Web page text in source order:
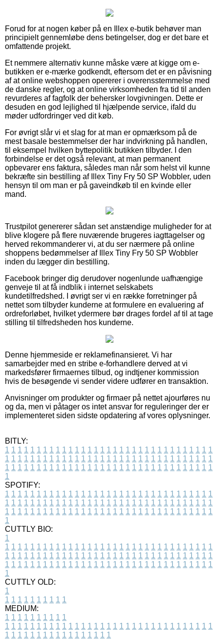
Forud for at nogen køber på en Illex e-butik behøver man
principielt gennemløbe dens betingelser, dog er det bare et
omfattende projekt.
Et nemmere alternativ kunne måske være at kigge om e-
butikken er e-mærke godkendt, eftersom det er en påvisning
af at online webshoppen opererer i overensstemmelse med
de danske regler, og at online virksomheden fra tid til anden
revurderes af fagfolk der behersker lovgivningen. Dette er
desuden en god lejlighed til hjælpende service, ifald du
møder udfordringer ved dit køb.
For øvrigt slår vi et slag for at man er opmærksom på de
mest basale bestemmelser der har indvirkning på handlen,
til eksempel hvilken byttepolitik butikken tilbyder. I den
forbindelse er det også relevant, at man permanent
opbevarer ens faktura, således man når som helst vil kunne
bekræfte sin bestilling af Illex Tiny Fry 50 SP Wobbler, uden
hensyn til om man er på gaveindkøb til en kvinde eller
mand.
Trustpilot genererer sådan set anstændige muligheder for at
blive klogere på flere nuværende brugeres iagttagelser og
herved rekommanderer vi, at du ser nærmere på online
shoppens bedømmelser af Illex Tiny Fry 50 SP Wobbler
inden du lægger din bestilling.
Facebook bringer dig derudover nogenlunde uafhængige
genveje til at få indblik i internet selskabets
kundetilfredshed. I øvrigt ser vi en række forretninger på
nettet som tilbyder kunderne at formulere en evaluering af
ordreforløbet, hvilket ydermere bør drages fordel af til at tage
stilling til tilfredsheden hos kunderne.
Denne hjemmeside er reklamefinansieret. Vi har
samarbejder med en stribe e-forhandlere derved at vi
markedsfører firmaernes tilbud, og indtjener kommission
hvis de besøgende vi sender videre udfører en transaktion.
Anvisninger om produkter og firmaer på nettet ajourføres nu
og da, men vi påtager os intet ansvar for reguleringer der er
implementeret siden sidste opdatering af vores oplysninger.
BITLY:
1 1 1 1 1 1 1 1 1 1 1 1 1 1 1 1 1 1 1 1 1 1 1 1 1 1 1 1 1 1 1 1 1
1 1 1 1 1 1 1 1 1 1 1 1 1 1 1 1 1 1 1 1 1 1 1 1 1 1 1 1 1 1 1 1 1
1 1 1 1 1 1 1 1 1 1 1 1 1 1 1 1 1 1 1 1 1 1 1 1 1 1 1 1 1 1 1 1 1
1
SPOTIFY:
1 1 1 1 1 1 1 1 1 1 1 1 1 1 1 1 1 1 1 1 1 1 1 1 1 1 1 1 1 1 1 1 1
1 1 1 1 1 1 1 1 1 1 1 1 1 1 1 1 1 1 1 1 1 1 1 1 1 1 1 1 1 1 1 1 1
1 1 1 1 1 1 1 1 1 1 1 1 1 1 1 1 1 1 1 1 1 1 1 1 1 1 1 1 1 1 1 1 1
1
CUTTLY BIO:
1
1 1 1 1 1 1 1 1 1 1 1 1 1 1 1 1 1 1 1 1 1 1 1 1 1 1 1 1 1 1 1 1 1
1 1 1 1 1 1 1 1 1 1 1 1 1 1 1 1 1 1 1 1 1 1 1 1 1 1 1 1 1 1 1 1 1
1 1 1 1 1 1 1 1 1 1 1 1 1 1 1 1 1 1 1 1 1 1 1 1 1 1 1 1 1 1 1 1 1
1
CUTTLY OLD:
1
1 1 1 1 1 1 1 1 1 1
MEDIUM:
1 1 1 1 1 1 1 1 1 1
1 1 1 1 1 1 1 1 1 1 1 1 1 1 1 1 1 1 1 1 1 1 1 1 1 1 1 1 1 1 1 1 1
1 1 1 1 1 1 1 1 1 1 1 1 1 1 1 1 1